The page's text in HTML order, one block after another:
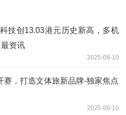
技创13.03港元历史新高，多机
资讯
2025-09-10
赛，打造文体旅新品牌-独家焦点
2025-09-10